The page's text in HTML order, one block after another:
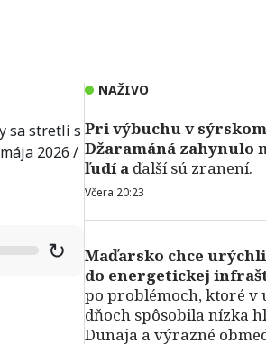
sa stretli s
2026 /
↻
NAŽIVO
Pri výbuchu v
Džaramáná zahynulo
ľudí a ďalší sú zranení.
Včera 20:23
Maďarsko chce
do energetickej
po problémoch, ktoré v
dňoch spôsobila nízka
Dunaja a výrazné